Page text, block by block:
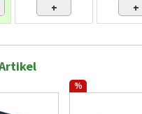
+ +
%